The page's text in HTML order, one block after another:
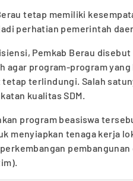
tetap memiliki
perhatian pemerintah
Pemkab Berau
agar program-program
tetap terlindungi. Salah
kualitas SDM.
program beasiswa
menyiapkan tenaga kerja